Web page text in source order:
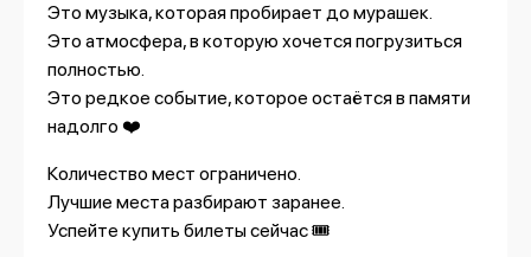
Это музыка, которая пробирает до мурашек.
Это атмосфера, в которую хочется погрузиться
полностью.
Это редкое событие, которое остаётся в памяти
надолго ❤️
Количество мест ограничено.
Лучшие места разбирают заранее.
Успейте купить билеты сейчас 🎟️